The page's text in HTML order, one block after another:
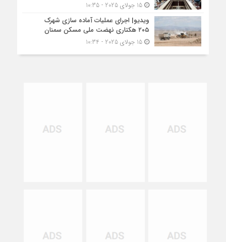
15 جولای 2025 - 10:35
ویدیو| اجرای عملیات آماده سازی شهرک
۲۰۵ هکتاری نهضت ملی مسکن سمنان
15 جولای 2025 - 10:34